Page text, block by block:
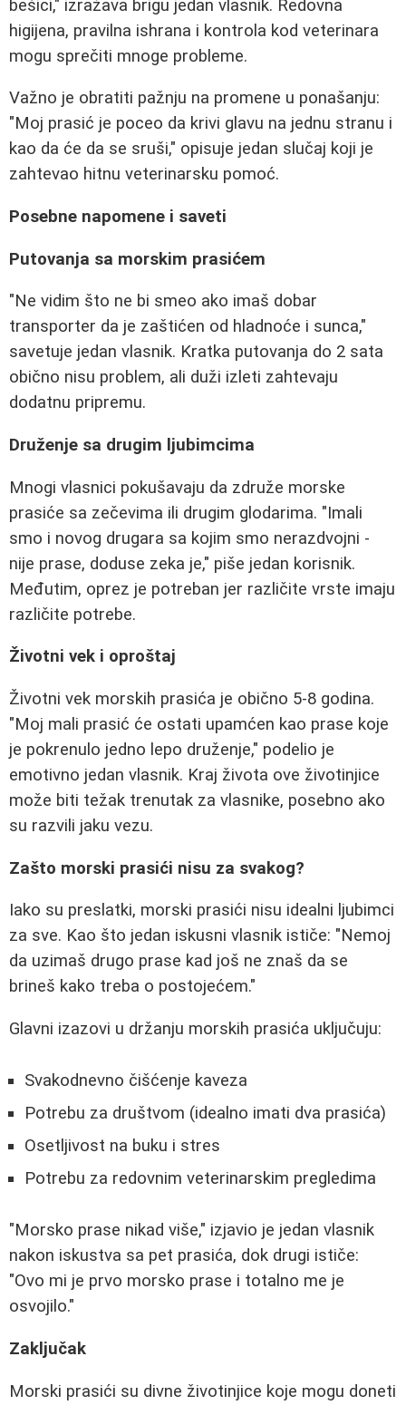
bešici," izražava brigu jedan vlasnik. Redovna
higijena, pravilna ishrana i kontrola kod veterinara
mogu sprečiti mnoge probleme.
Važno je obratiti pažnju na promene u ponašanju:
"Moj prasić je poceo da krivi glavu na jednu stranu i
kao da će da se sruši," opisuje jedan slučaj koji je
zahtevao hitnu veterinarsku pomoć.
Posebne napomene i saveti
Putovanja sa morskim prasićem
"Ne vidim što ne bi smeo ako imaš dobar
transporter da je zaštićen od hladnoće i sunca,"
savetuje jedan vlasnik. Kratka putovanja do 2 sata
obično nisu problem, ali duži izleti zahtevaju
dodatnu pripremu.
Druženje sa drugim ljubimcima
Mnogi vlasnici pokušavaju da združe morske
prasiće sa zečevima ili drugim glodarima. "Imali
smo i novog drugara sa kojim smo nerazdvojni -
nije prase, doduse zeka je," piše jedan korisnik.
Međutim, oprez je potreban jer različite vrste imaju
različite potrebe.
Životni vek i oproštaj
Životni vek morskih prasića je obično 5-8 godina.
"Moj mali prasić će ostati upamćen kao prase koje
je pokrenulo jedno lepo druženje," podelio je
emotivno jedan vlasnik. Kraj života ove životinjice
može biti težak trenutak za vlasnike, posebno ako
su razvili jaku vezu.
Zašto morski prasići nisu za svakog?
Iako su preslatki, morski prasići nisu idealni ljubimci
za sve. Kao što jedan iskusni vlasnik ističe: "Nemoj
da uzimaš drugo prase kad još ne znaš da se
brineš kako treba o postojećem."
Glavni izazovi u držanju morskih prasića uključuju:
Svakodnevno čišćenje kaveza
Potrebu za društvom (idealno imati dva prasića)
Osetljivost na buku i stres
Potrebu za redovnim veterinarskim pregledima
"Morsko prase nikad više," izjavio je jedan vlasnik
nakon iskustva sa pet prasića, dok drugi ističe:
"Ovo mi je prvo morsko prase i totalno me je
osvojilo."
Zaključak
Morski prasići su divne životinjice koje mogu doneti